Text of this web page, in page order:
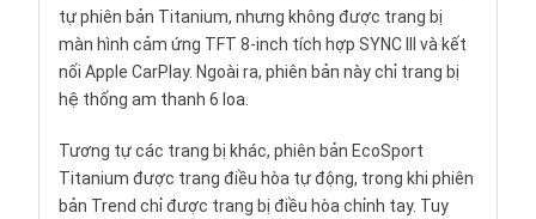
tự phiên bản Titanium, nhưng không được trang bị
màn hình cảm ứng TFT 8-inch tích hợp SYNC III và kết
nối Apple CarPlay. Ngoài ra, phiên bản này chỉ trang bị
hệ thống am thanh 6 loa.
Tương tự các trang bị khác, phiên bản EcoSport
Titanium được trang điều hòa tự động, trong khi phiên
bản Trend chỉ được trang bị điều hòa chỉnh tay. Tuy